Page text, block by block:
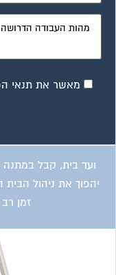
מאשר את תנאי
ועד בית, קבל במתנה
יהפוך את ניהול הבית
זמן רב